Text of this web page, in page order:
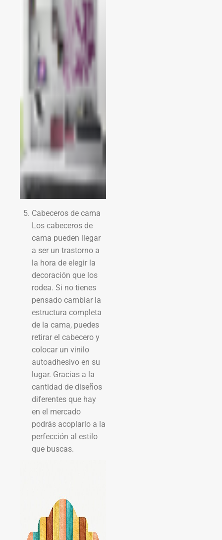
Cabeceros de cama
Los cabeceros de
cama pueden llegar
a ser un trastorno a
la hora de elegir la
decoración que los
rodea. Si no tienes
pensado cambiar la
estructura completa
de la cama, puedes
retirar el cabecero y
colocar un vinilo
autoadhesivo en su
lugar. Gracias a la
cantidad de diseños
diferentes que hay
en el mercado
podrás acoplarlo a la
perfección al estilo
que buscas.